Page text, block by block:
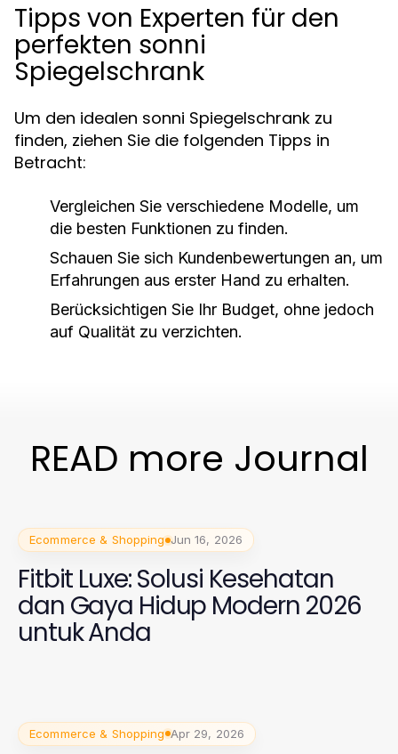
Tipps von Experten für den
perfekten sonni
Spiegelschrank
Um den idealen sonni Spiegelschrank zu
finden, ziehen Sie die folgenden Tipps in
Betracht:
Vergleichen Sie verschiedene Modelle, um
die besten Funktionen zu finden.
Schauen Sie sich Kundenbewertungen an, um
Erfahrungen aus erster Hand zu erhalten.
Berücksichtigen Sie Ihr Budget, ohne jedoch
auf Qualität zu verzichten.
READ more Journal
Ecommerce & Shopping Jun 16, 2026
Fitbit Luxe: Solusi Kesehatan
dan Gaya Hidup Modern 2026
untuk Anda
Ecommerce & Shopping Apr 29, 2026